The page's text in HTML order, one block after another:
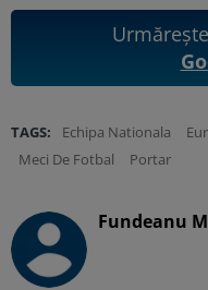
TAGS: Echipa Nationala
Meci De Fotbal
Portar
Fundeanu